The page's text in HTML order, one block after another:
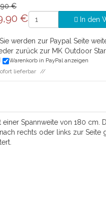
€
€ In den
Warenkorb in PayPal anzeigen
lieferbar
einer Spannweite von 180 cm.
rechts oder links zur